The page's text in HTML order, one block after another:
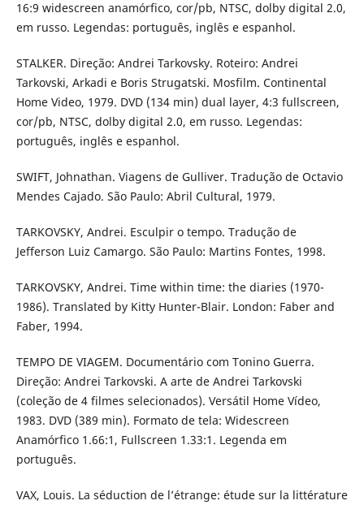
16:9 widescreen anamórfico, cor/pb, NTSC, dolby digital 2.0,
em russo. Legendas: português, inglês e espanhol.
STALKER. Direção: Andrei Tarkovsky. Roteiro: Andrei
Tarkovski, Arkadi e Boris Strugatski. Mosfilm. Continental
Home Video, 1979. DVD (134 min) dual layer, 4:3 fullscreen,
cor/pb, NTSC, dolby digital 2.0, em russo. Legendas:
português, inglês e espanhol.
SWIFT, Johnathan. Viagens de Gulliver. Tradução de Octavio
Mendes Cajado. São Paulo: Abril Cultural, 1979.
TARKOVSKY, Andrei. Esculpir o tempo. Tradução de
Jefferson Luiz Camargo. São Paulo: Martins Fontes, 1998.
TARKOVSKY, Andrei. Time within time: the diaries (1970-
1986). Translated by Kitty Hunter-Blair. London: Faber and
Faber, 1994.
TEMPO DE VIAGEM. Documentário com Tonino Guerra.
Direção: Andrei Tarkovski. A arte de Andrei Tarkovski
(coleção de 4 filmes selecionados). Versátil Home Vídeo,
1983. DVD (389 min). Formato de tela: Widescreen
Anamórfico 1.66:1, Fullscreen 1.33:1. Legenda em
português.
VAX, Louis. La séduction de l’étrange: étude sur la littérature